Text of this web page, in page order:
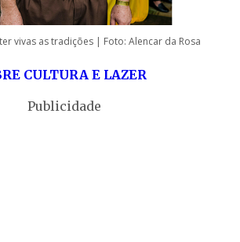
vivas as tradições | Foto: Alencar da Rosa
CULTURA E LAZER
Publicidade